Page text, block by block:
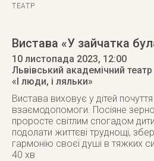
ТЕАТР
Вистава «У зайчатка
10 листопада 2023, 12:00
Львівський академічний
«І люди, і ляльки»
Вистава виховує у дітей
взаємодопомоги. Посіяне
проросте світлим спогадом
подолати життєві труднощі,
гармонію своєї душі в тяжких
40 хв